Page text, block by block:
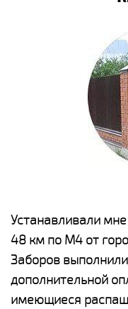
Устанавливали
48 км по М4 от
Заборов
дополнительной
имеющиеся